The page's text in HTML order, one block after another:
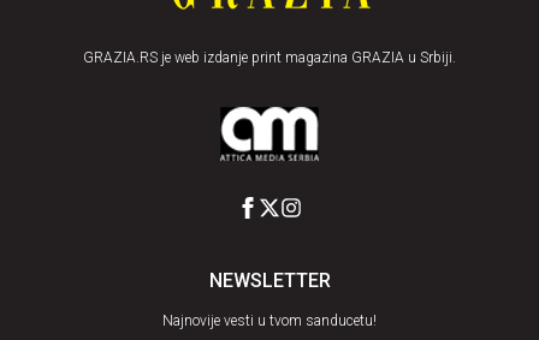
GRAZIA.RS je web izdanje print magazina GRAZIA u Srbiji.
NEWSLETTER
Najnovije vesti u tvom sanducetu!